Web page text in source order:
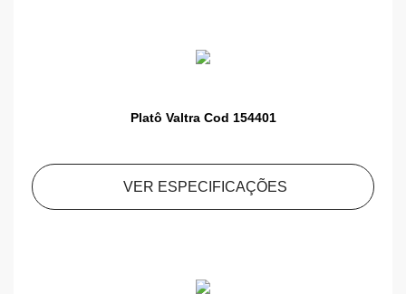
Platô Valtra Cod 154401
VER ESPECIFICAÇÕES